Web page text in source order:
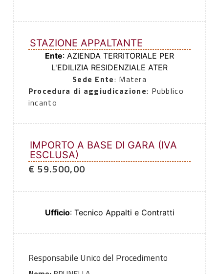
STAZIONE APPALTANTE
Ente: AZIENDA TERRITORIALE PER
L'EDILIZIA RESIDENZIALE ATER
Sede Ente: Matera
Procedura di aggiudicazione: Pubblico
incanto
IMPORTO A BASE DI GARA (IVA
ESCLUSA)
€ 59.500,00
Ufficio: Tecnico Appalti e Contratti
Responsabile Unico del Procedimento